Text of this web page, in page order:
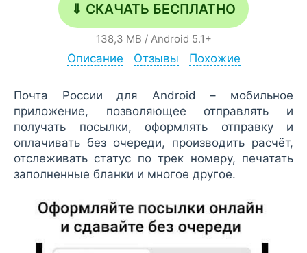
⇓ СКАЧАТЬ БЕСПЛАТНО
138,3 MB / Android 5.1+
Описание Отзывы Похожие
Почта России для Android – мобильное
приложение, позволяющее отправлять и
получать посылки, оформлять отправку и
оплачивать без очереди, производить расчёт,
отслеживать статус по трек номеру, печатать
заполненные бланки и многое другое.